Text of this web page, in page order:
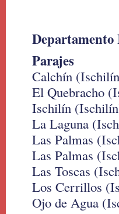
Parajes
Calchín
El Quebracho
Ischilín
La Laguna
Las Palmas
Las Palmas
Las Toscas
Los Cerrillos
Ojo de Agua